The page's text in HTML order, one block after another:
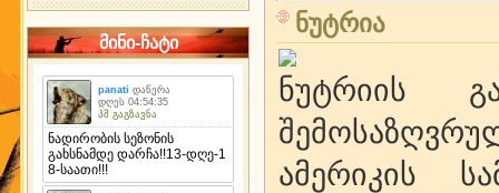
მინი-ჩატი
ნუტრია
ნუტრიის
ამერიკის